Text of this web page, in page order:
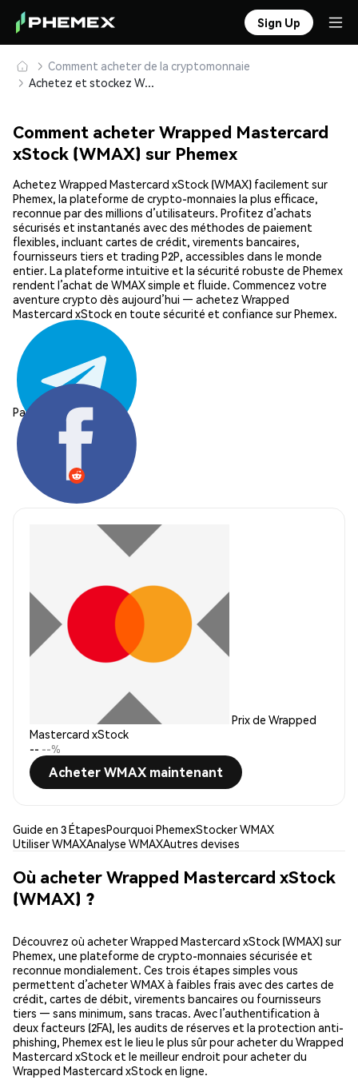
Sign Up
Comment acheter de la cryptomonnaie
Achetez et stockez Wrapped Mastercard xStock (WMAX) en toute sécurité
Comment acheter Wrapped Mastercard
xStock (WMAX) sur Phemex
Achetez Wrapped Mastercard xStock (WMAX) facilement sur
Phemex, la plateforme de crypto-monnaies la plus efficace,
reconnue par des millions d’utilisateurs. Profitez d’achats
sécurisés et instantanés avec des méthodes de paiement
flexibles, incluant cartes de crédit, virements bancaires,
fournisseurs tiers et trading P2P, accessibles dans le monde
entier. La plateforme intuitive et la sécurité robuste de Phemex
rendent l’achat de WMAX simple et fluide. Commencez votre
aventure crypto dès aujourd’hui — achetez Wrapped
Mastercard xStock en toute sécurité et confiance sur Phemex.
Partager:
Prix de Wrapped
Mastercard xStock
-- --%
Acheter WMAX maintenant
Guide en 3 ÉtapesPourquoi PhemexStocker WMAX
Utiliser WMAXAnalyse WMAXAutres devises
Où acheter Wrapped Mastercard xStock
(WMAX) ?
Découvrez où acheter Wrapped Mastercard xStock (WMAX) sur
Phemex, une plateforme de crypto-monnaies sécurisée et
reconnue mondialement. Ces trois étapes simples vous
permettent d’acheter WMAX à faibles frais avec des cartes de
crédit, cartes de débit, virements bancaires ou fournisseurs
tiers — sans minimum, sans tracas. Avec l’authentification à
deux facteurs (2FA), les audits de réserves et la protection anti-
phishing, Phemex est le lieu le plus sûr pour acheter du Wrapped
Mastercard xStock et le meilleur endroit pour acheter du
Wrapped Mastercard xStock en ligne.